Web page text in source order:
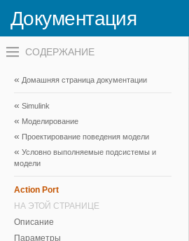
Документация
Переключатель
навигационного
вне
холста
навигационного
меню
холста
Домашняя страница документации
Simulink
Моделирование
Проектирование поведения модели
Условно выполняемые подсистемы и
модели
Action Port
НА ЭТОЙ СТРАНИЦЕ
Описание
Параметры